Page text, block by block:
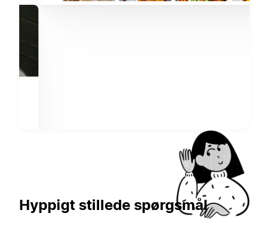
Hyppigt stillede spørgsmål